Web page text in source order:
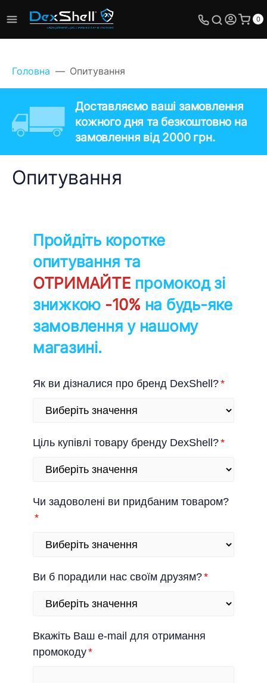
0
Головна Опитування
Доставляємо ваші замовлення
кожного дня та безкоштовно на
замовлення від 2000 грн.
Опитування
Пройдіть коротке
опитування та
ОТРИМАЙТЕ промокод зі
знижкою -10% на будь-яке
замовлення у нашому
магазині.
Як ви дізналися про бренд DexShell?
Ціль купівлі товару бренду DexShell?
Чи задоволені ви придбаним товаром?
Ви б порадили нас своїм друзям?
Вкажіть Ваш e-mail для отримання
промокоду